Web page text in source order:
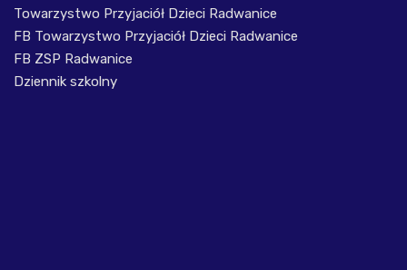
Towarzystwo Przyjaciół Dzieci Radwanice
FB Towarzystwo Przyjaciół Dzieci Radwanice
FB ZSP Radwanice
Dziennik szkolny